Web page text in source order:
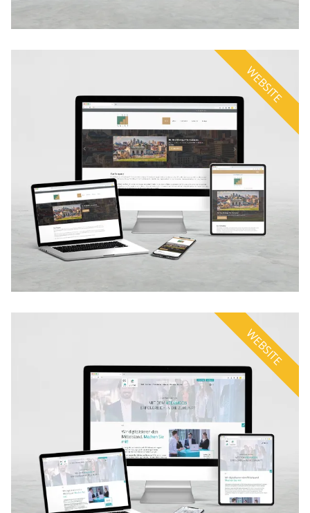
WEBSITE
WEBSITE